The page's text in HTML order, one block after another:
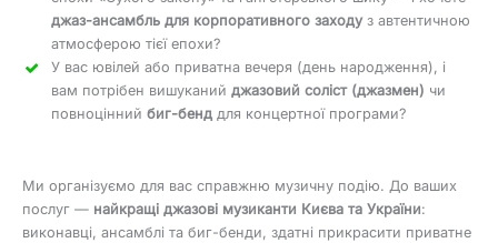
джаз-ансамбль для корпоративного заходуз автентичною
атмосферою тієї епохи?
У вас ювілей або приватна вечеря (день народження), і
вам потрібен вишуканий джазовий соліст (джазмен) чи
повноцінний биг-бенддля концертної програми?
Ми організуємо для вас справжню музичну подію. До ваших
послуг — найкращі джазові музиканти Києва та України:
виконавці, ансамблі та биг-бенди, здатні прикрасити приватне